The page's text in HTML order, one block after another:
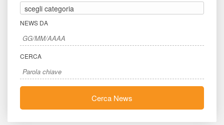
NEWS DA
CERCA
Cerca New